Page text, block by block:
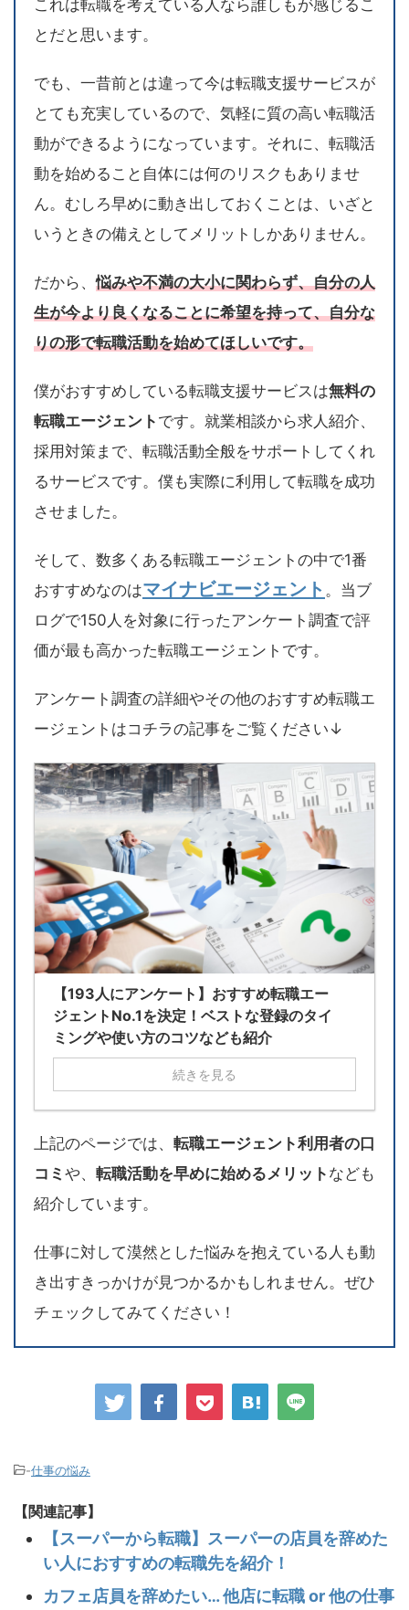
これは転職を考えている人なら誰しもが感じるこ
とだと思います。
でも、一昔前とは違って今は転職支援サービスが
とても充実しているので、気軽に質の高い転職活
動ができるようになっています。それに、転職活
動を始めること自体には何のリスクもありませ
ん。むしろ早めに動き出しておくことは、いざと
いうときの備えとしてメリットしかありません。
だから、悩みや不満の大小に関わらず、自分の人
生が今より良くなることに希望を持って、自分な
りの形で転職活動を始めてほしいです。
僕がおすすめしている転職支援サービスは無料の
転職エージェント です。就業相談から求人紹介、
採用対策まで、転職活動全般をサポートしてくれ
るサービスです。僕も実際に利用して転職を成功
させました。
そして、数多くある転職エージェントの中で1番
おすすめなのはマイナビエージェント 。当ブ
ログで150人を対象に行ったアンケート調査で評
価が最も高かった転職エージェントです。
アンケート調査の詳細やその他のおすすめ転職エ
ージェントはコチラの記事をご覧ください↓
【193人にアンケート】おすすめ転職エー
ジェントNo.1を決定！ベストな登録のタイ
ミングや使い方のコツなども紹介
続きを見る
上記のページでは、 転職エージェント利用者の口
コミ や、 転職活動を早めに始めるメリット なども
紹介しています。
仕事に対して漠然とした悩みを抱えている人も動
き出すきっかけが見つかるかもしれません。ぜひ
チェックしてみてください！
-仕事の悩み
【関連記事】
【スーパーから転職】スーパーの店員を辞めた
い人におすすめの転職先を紹介！
カフェ店員を辞めたい… 他店に転職 or 他の仕事